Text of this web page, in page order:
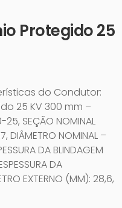
Protegido 25
do Condutor:
25 KV 300 mm –
25, SEÇÃO NOMINAL
DIÂMETRO NOMINAL –
DA BLINDAGEM
DA
EXTERNO (MM): 28,6,